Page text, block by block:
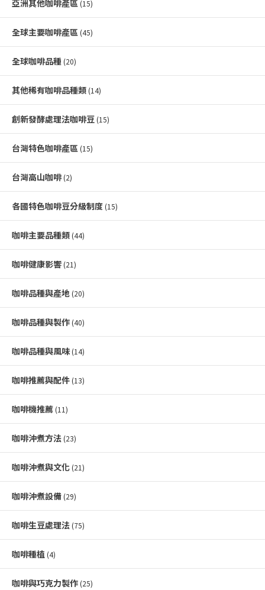
亞洲其他咖啡產區 (15)
全球主要咖啡產區 (45)
全球咖啡品種 (20)
其他稀有咖啡品種類 (14)
創新發酵處理法咖啡豆 (15)
台灣特色咖啡產區 (15)
台灣高山咖啡(2)
各國特色咖啡豆分級制度 (15)
咖啡主要品種類 (44)
咖啡健康影響 (21)
咖啡品種與產地 (20)
咖啡品種與製作 (40)
咖啡品種與風味(14)
咖啡推薦與配件 (13)
咖啡機推薦 (11)
咖啡沖煮方法 (23)
咖啡沖煮與文化 (21)
咖啡沖煮設備 (29)
咖啡生豆處理法 (75)
咖啡種植 (4)
咖啡與巧克力製作 (25)